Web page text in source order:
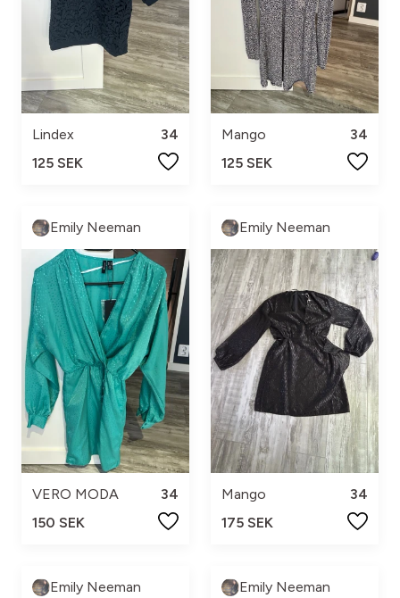
Lindex
34
125 SEK
Mango
34
125 SEK
Emily Neeman
VERO MODA
34
150 SEK
Emily Neeman
Mango
34
175 SEK
Emily Neeman Emily Neeman